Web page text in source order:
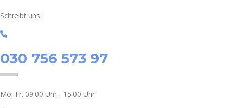
Schreibt uns!
030 756 573 97
Mo.-Fr. 09:00 Uhr - 15:00 Uhr